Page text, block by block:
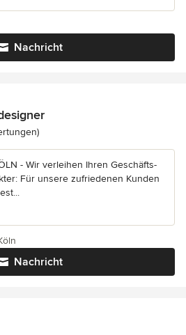
Nachricht
5 von 5 Sternen
- Wir verleihen Ihren Geschäfts-
Für unsere zufriedenen Kunden
Nachricht